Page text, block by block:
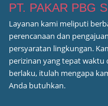
PT. PAKAR PBG
Layanan kami meliputi
perencanaan dan
persyaratan lingkungan.
perizinan yang tepat waktu
berlaku, itulah mengapa
Anda butuhkan.